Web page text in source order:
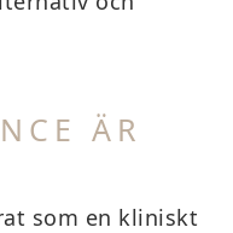
ÄR
som en kliniskt